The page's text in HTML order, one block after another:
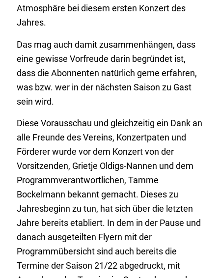
Atmosphäre bei diesem ersten Konzert des
Jahres.
Das mag auch damit zusammenhängen, dass
eine gewisse Vorfreude darin begründet ist,
dass die Abonnenten natürlich gerne erfahren,
was bzw. wer in der nächsten Saison zu Gast
sein wird.
Diese Vorausschau und gleichzeitig ein Dank an
alle Freunde des Vereins, Konzertpaten und
Förderer wurde vor dem Konzert von der
Vorsitzenden, Grietje Oldigs-Nannen und dem
Programmverantwortlichen, Tamme
Bockelmann bekannt gemacht. Dieses zu
Jahresbeginn zu tun, hat sich über die letzten
Jahre bereits etabliert. In dem in der Pause und
danach ausgeteilten Flyern mit der
Programmübersicht sind auch bereits die
Termine der Saison 21/22 abgedruckt, mit